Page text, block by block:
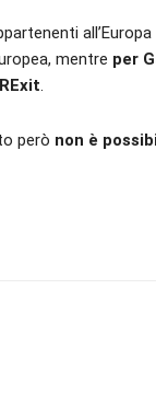
all’Europa
mentre per
.
però non è